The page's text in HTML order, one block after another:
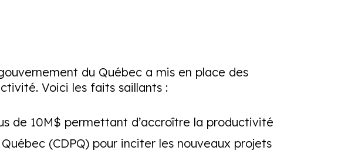
du Québec a mis en place des
Voici les faits saillants :
de 10M$ permettant d’accroître la productivité
(CDPQ) pour inciter les nouveaux projets